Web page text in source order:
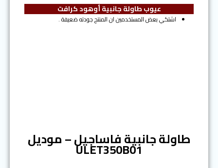
عيوب طاولة جانبية أوهود كرافت
اشتكي بعض المستخدمين ان المنتج جودته ضعيفة .
طاولة جانبية فاساجيل – موديل
ULET350B01